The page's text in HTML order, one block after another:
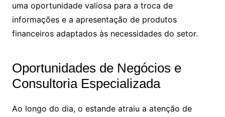
uma oportunidade valiosa para a troca de
informações e a apresentação de produtos
financeiros adaptados às necessidades do setor.
Oportunidades de Negócios e
Consultoria Especializada
Ao longo do dia, o estande atraiu a atenção de